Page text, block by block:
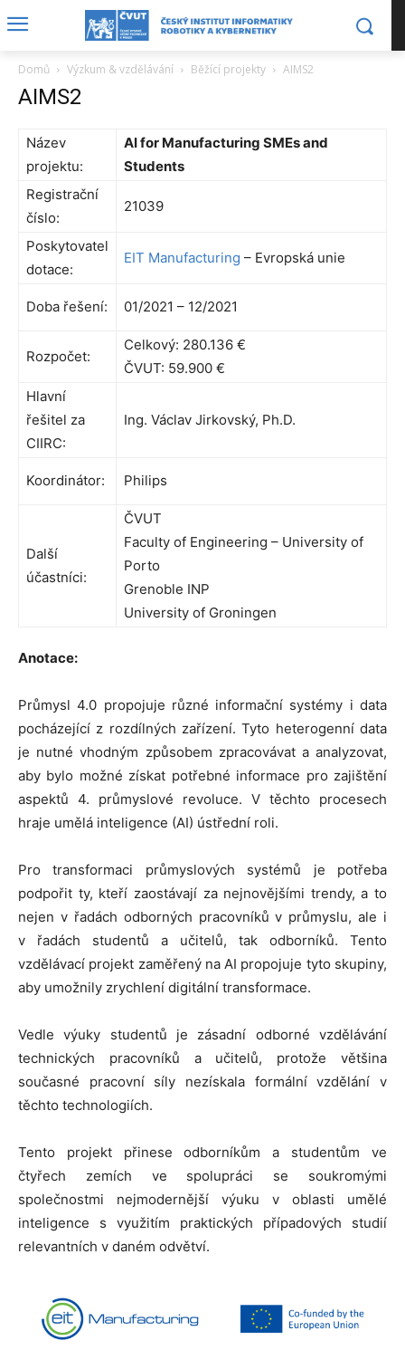
Domů Výzkum & vzdělávání Běžící projekty AIMS2
AIMS2
Název
projektu:
AI for Manufacturing SMEs and
Students
Registrační
číslo:
21039
Poskytovatel
dotace:
EIT Manufacturing – Evropská unie
Doba řešení: 01/2021 – 12/2021
Rozpočet:
Celkový: 280.136 €
ČVUT: 59.900 €
Hlavní
řešitel za
CIIRC:
Ing. Václav Jirkovský, Ph.D.
Koordinátor: Philips
Další
účastníci:
ČVUT
Faculty of Engineering – University of
Porto
Grenoble INP
University of Groningen
Anotace:
Průmysl 4.0 propojuje různé informační systémy i data
pocházející z rozdílných zařízení. Tyto heterogenní data
je nutné vhodným způsobem zpracovávat a analyzovat,
aby bylo možné získat potřebné informace pro zajištění
aspektů 4. průmyslové revoluce. V těchto procesech
hraje umělá inteligence (AI) ústřední roli.
Pro transformaci průmyslových systémů je potřeba
podpořit ty, kteří zaostávají za nejnovějšími trendy, a to
nejen v řadách odborných pracovníků v průmyslu, ale i
v řadách studentů a učitelů, tak odborníků. Tento
vzdělávací projekt zaměřený na AI propojuje tyto skupiny,
aby umožnily zrychlení digitální transformace.
Vedle výuky studentů je zásadní odborné vzdělávání
technických pracovníků a učitelů, protože většina
současné pracovní síly nezískala formální vzdělání v
těchto technologiích.
Tento projekt přinese odborníkům a studentům ve
čtyřech zemích ve spolupráci se soukromými
společnostmi nejmodernější výuku v oblasti umělé
inteligence s využitím praktických případových studií
relevantních v daném odvětví.